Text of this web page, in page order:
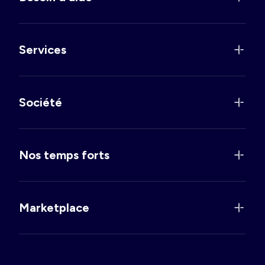
Services
Société
Nos temps forts
Marketplace